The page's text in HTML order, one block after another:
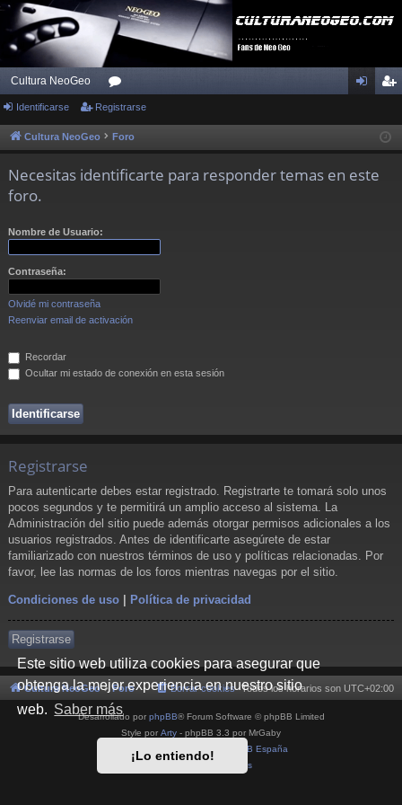
Este sitio web utiliza cookies para asegurar que
obtenga la mejor experiencia en nuestro sitio
web. Saber más
¡Lo entiendo!
Cultura NeoGeo
or
os ist
Identificarse Registrarse
Cultura NeoGeo Foro
Necesitas identificarte para responder temas en este
foro.
Nombre de Usuario:
Contraseña:
Olvidé mi contraseña
Reenviar email de activación
Recordar
Ocultar mi estado de conexión en esta sesión
Registrarse
Para autenticarte debes estar registrado. Registrarte te tomará solo unos
pocos segundos y te permitirá un amplio acceso al sistema. La
Administración del sitio puede además otorgar permisos adicionales a los
usuarios registrados. Antes de identificarte asegúrete de estar
familiarizado con nuestros términos de uso y políticas relacionadas. Por
favor, lee las normas de los foros mientras navegas por el sitio.
Condiciones de uso Política de privacidad
Registrarse
Cultura NeoGeo Foro Todos los horarios son UTC+02:00
Borrar cookies
Desarrollado por phpBB® Forum Software © phpBB Limited
Style por Arty - phpBB 3.3 por MrGaby
phpBB España
Condiciones